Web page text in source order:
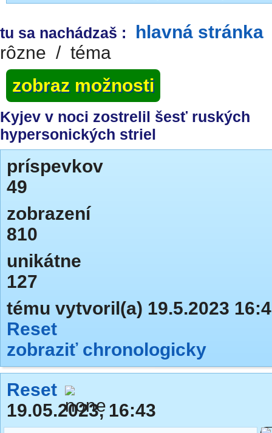
tu sa nachádzaš : hlavná stránka
rôzne / téma
zobraz možnosti
Kyjev v noci zostrelil šesť ruských
hypersonických striel
príspevkov
49
zobrazení
810
unikátne
127
tému vytvoril(a) 19.5.2023
Reset
zobraziť chronologicky
Reset
19.05.2023, 16:43